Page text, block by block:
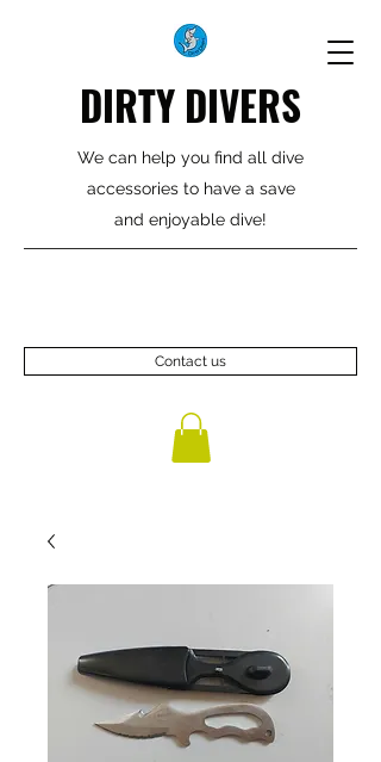
DIRTY DIVERS
We can help you find all dive
accessories to have a save
and enjoyable dive!
Contact us